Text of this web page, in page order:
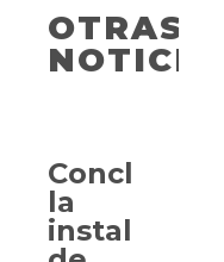
OTRAS
NOTICIAS
Concluye
la
instalación